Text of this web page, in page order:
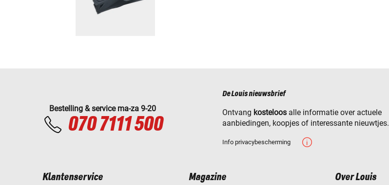
Bestelling & service ma-za 9-20
070 7111 500
De Louis nieuwsbrief
Ontvang kosteloos alle informatie over actuele
aanbiedingen, koopjes of interessante nieuwtjes.
Info privacybescherming
Klantenservice Magazine Over Louis